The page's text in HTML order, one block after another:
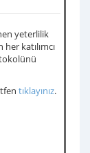
yeterlilik
katılımcı
tıklayınız.